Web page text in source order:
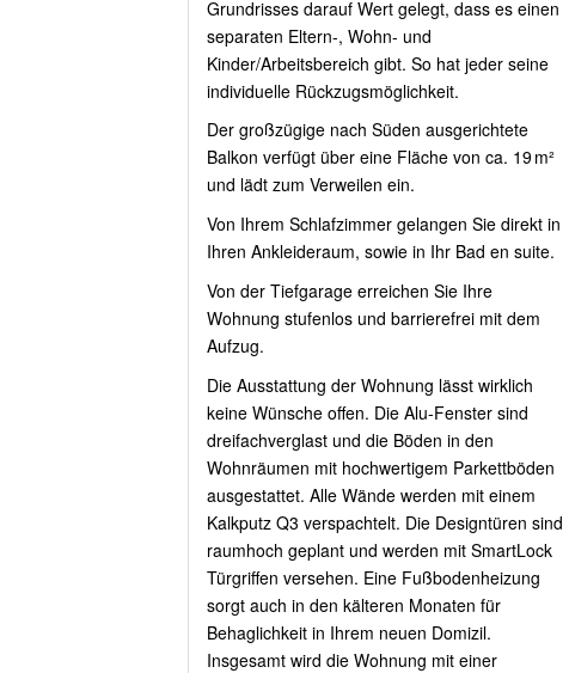
Grundrisses darauf Wert gelegt, dass es einen
separaten Eltern-, Wohn- und
Kinder/Arbeitsbereich gibt. So hat jeder seine
individuelle Rückzugsmöglichkeit.
Der großzügige nach Süden ausgerichtete
Balkon verfügt über eine Fläche von ca. 19 m²
und lädt zum Verweilen ein.
Von Ihrem Schlafzimmer gelangen Sie direkt in
Ihren Ankleideraum, sowie in Ihr Bad en suite.
Von der Tiefgarage erreichen Sie Ihre
Wohnung stufenlos und barrierefrei mit dem
Aufzug.
Die Ausstattung der Wohnung lässt wirklich
keine Wünsche offen. Die Alu-Fenster sind
dreifachverglast und die Böden in den
Wohnräumen mit hochwertigem Parkettböden
ausgestattet. Alle Wände werden mit einem
Kalkputz Q3 verspachtelt. Die Designtüren sind
raumhoch geplant und werden mit SmartLock
Türgriffen versehen. Eine Fußbodenheizung
sorgt auch in den kälteren Monaten für
Behaglichkeit in Ihrem neuen Domizil.
Insgesamt wird die Wohnung mit einer